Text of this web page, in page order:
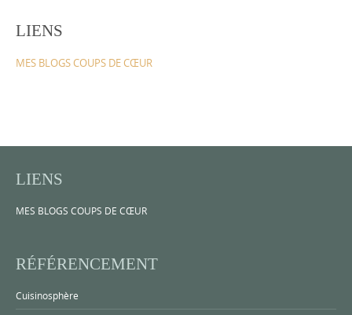
LIENS
MES BLOGS COUPS DE CŒUR
LIENS
MES BLOGS COUPS DE CŒUR
RÉFÉRENCEMENT
Cuisinosphère